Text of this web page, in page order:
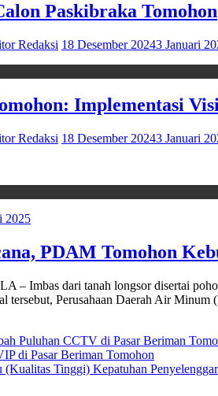
Paskibraka Tomohon
Redaksi 18 Desember 20243 Januari
Implementasi
Redaksi 18 Desember 20243 Januari
2025
PDAM Tomohon
Imbas dari tanah longsor disertai
tersebut, Perusahaan Daerah Air
Puluhan CCTV di Pasar Beriman
di Pasar Beriman Tomohon
Tinggi) Kepatuhan